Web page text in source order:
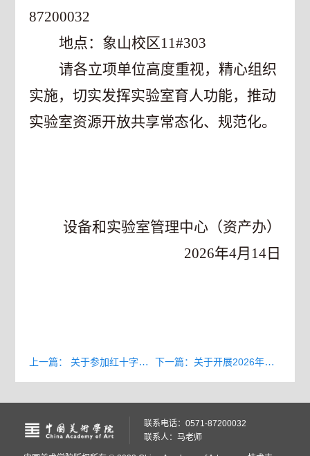
87200032
地点：象山校区11#303
请各立项单位高度重视，精心组织
实施，切实发挥实验室育人功能，推动
实验室资源开放共享常态化、规范化。
设备和实验室管理中心（资产办）
2026年4月 14日
上一篇： 关于参加红十字会救护员培训的通知 下一篇：关于开展2026年度实验室开放日活动的通知
联系电话：0571-87200032
联系人：马老师